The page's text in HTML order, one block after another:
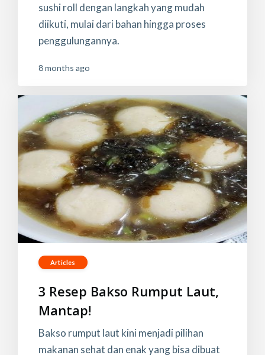
sushi roll dengan langkah yang mudah
diikuti, mulai dari bahan hingga proses
penggulungannya.
8 months ago
Articles
3 Resep Bakso Rumput Laut,
Mantap!
Bakso rumput laut kini menjadi pilihan
makanan sehat dan enak yang bisa dibuat